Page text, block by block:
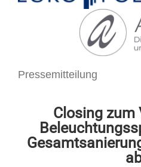
Pressemitteilung
Closing zum